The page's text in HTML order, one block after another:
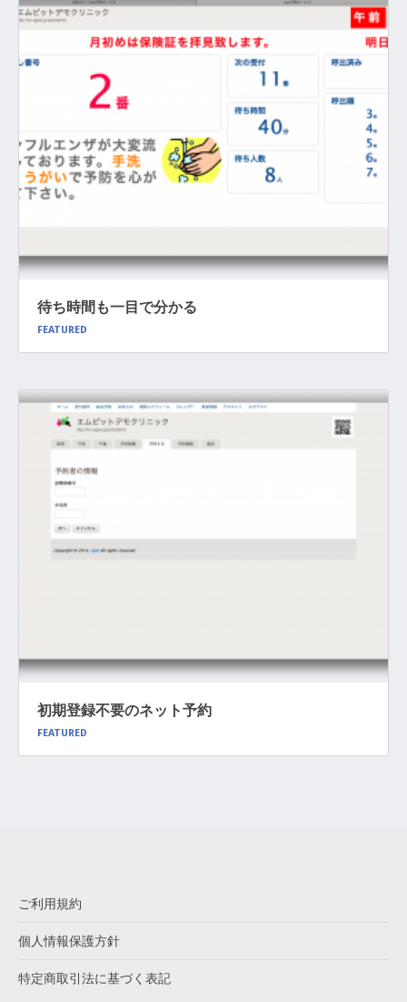
待ち時間も一目で分かる
FEATURED
初期登録不要のネット予約
FEATURED
ご利用規約
個人情報保護方針
特定商取引法に基づく表記